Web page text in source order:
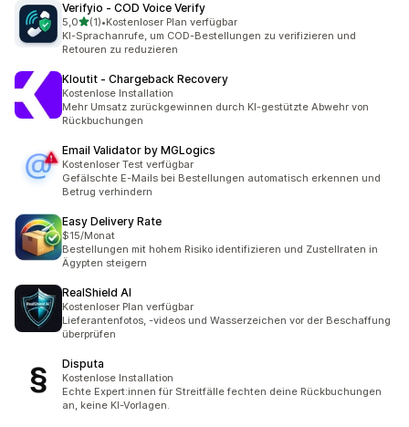
Verifyio ‑ COD Voice Verify
5,0von 5 Sternen
(1)
1 Rezensionen insgesamt
•Kostenloser Plan verfügbar
KI-Sprachanrufe, um COD-Bestellungen zu verifizieren und
Retouren zu reduzieren
Kloutit ‑ Chargeback Recovery
Kostenlose Installation
Mehr Umsatz zurückgewinnen durch KI-gestützte Abwehr von
Rückbuchungen
Email Validator by MGLogics
Kostenloser Test verfügbar
Gefälschte E-Mails bei Bestellungen automatisch erkennen und
Betrug verhindern
Easy Delivery Rate
$15/Monat
Bestellungen mit hohem Risiko identifizieren und Zustellraten in
Ägypten steigern
RealShield AI
Kostenloser Plan verfügbar
Lieferantenfotos, -videos und Wasserzeichen vor der Beschaffung
überprüfen
Disputa
Kostenlose Installation
Echte Expert:innen für Streitfälle fechten deine Rückbuchungen
an, keine KI-Vorlagen.